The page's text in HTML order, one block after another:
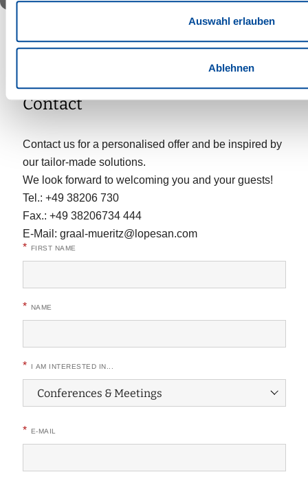
Auswahl erlauben
Ablehnen
Contact
Contact us for a personalised offer and be inspired by
our tailor-made solutions.
We look forward to welcoming you and your guests!
Tel.: +49 38206 730
Fax.: +49 38206734 444
E-Mail: graal-mueritz@lopesan.com
* FIRST NAME
* NAME
* I AM INTERESTED IN...
* E-MAIL